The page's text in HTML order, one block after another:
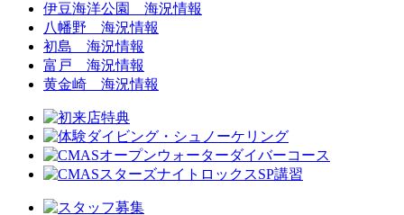
伊豆海洋公園 海況情報
八幡野 海況情報
初島 海況情報
富戸 海況情報
黄金崎 海況情報